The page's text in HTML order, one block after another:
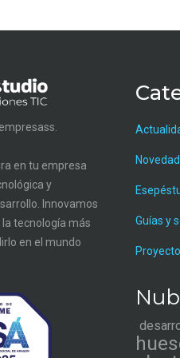
en tu empresa
y
Innovamos
tecnología más
en el mundo
Guías y